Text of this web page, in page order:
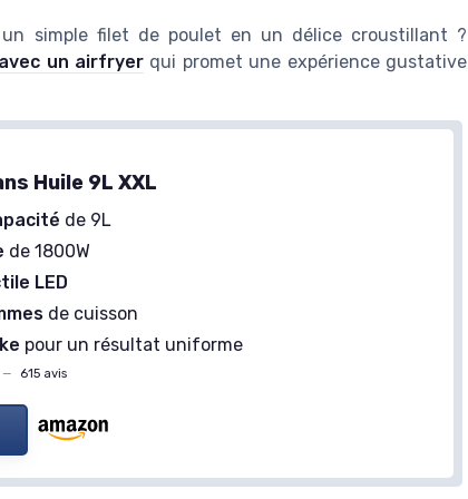
simple filet de poulet en un délice croustillant ?
un airfryer qui promet une expérience gustative
Huile 9L XXL
de 9L
de 1800W
LED
de cuisson
pour un résultat uniforme
— 615 avis
température
famille
de puissance pour une cuisson